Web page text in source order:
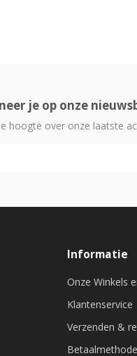
je op onze
hoogte over onze laatste
Informatie
Onze Winkels
Klantenservice
Verzenden &